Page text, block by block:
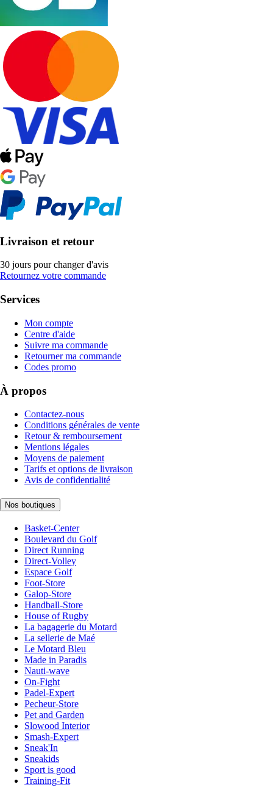
Livraison et retour
30 jours pour changer d'avis
Retournez votre commande
Services
Mon compte
Centre d'aide
Suivre ma commande
Retourner ma commande
Codes promo
À propos
Contactez-nous
Conditions générales de vente
Retour & remboursement
Mentions légales
Moyens de paiement
Tarifs et options de livraison
Avis de confidentialité
Nos boutiques
Basket-Center
Boulevard du Golf
Direct Running
Direct-Volley
Espace Golf
Foot-Store
Galop-Store
Handball-Store
House of Rugby
La bagagerie du Motard
La sellerie de Maé
Le Motard Bleu
Made in Paradis
Nauti-wave
On-Fight
Padel-Expert
Pecheur-Store
Pet and Garden
Slowood Interior
Smash-Expert
Sneak'In
Sneakids
Sport is good
Training-Fit